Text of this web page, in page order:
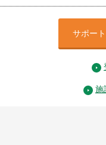
サポー
施